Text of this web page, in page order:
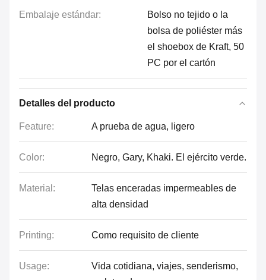
Embalaje estándar:
Bolso no tejido o la
bolsa de poliéster más
el shoebox de Kraft, 50
PC por el cartón
Detalles del producto
Feature: A prueba de agua, ligero
Color: Negro, Gary, Khaki. El ejército verde.
Material:
Telas enceradas impermeables de
alta densidad
Printing: Como requisito de cliente
Usage:
Vida cotidiana, viajes, senderismo,